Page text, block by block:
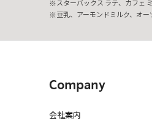
スターバックス ラテ、カフェ
豆乳、アーモンドミルク、オ
Company
会社案内